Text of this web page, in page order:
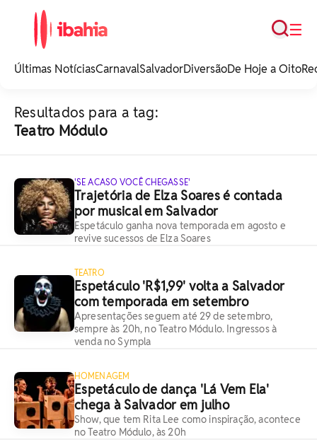
noticias e
☰
Busca
Últimas NotíciasCarnavalSalvadorDiversãoDe Hoje a Oito
Resultados para a tag:
Teatro Módulo
'SE ACASO VOCÊ CHEGASSE'
Trajetória de Elza Soares é contada
por musical em Salvador
Espetáculo ganha nova temporada em agosto e
revive sucessos de Elza Soares
TEATRO
Espetáculo 'R$1,99' volta a Salvador
com temporada em setembro
Apresentações seguem até 29 de setembro,
sempre às 20h, no Teatro Módulo. Ingressos à
venda no Sympla
HOMENAGEM
Espetáculo de dança 'Lá Vem Ela'
chega à Salvador em julho
Show, que tem Rita Lee como inspiração, acontece
no Teatro Módulo, às 20h